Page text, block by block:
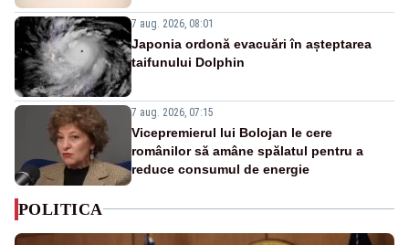
7 aug. 2026, 08:01
Japonia ordonă evacuări în așteptarea
taifunului Dolphin
7 aug. 2026, 07:15
Vicepremierul lui Bolojan le cere
românilor să amâne spălatul pentru a
reduce consumul de energie
POLITICA